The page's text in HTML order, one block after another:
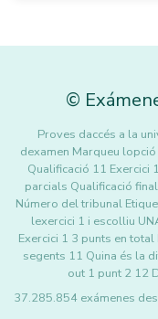
©
Proves daccés a la
dexamen Marqueu
Qualificació 11 Exercici
parcials Qualificació
Número del tribunal
lexercici 1 i escolliu
Exercici 1 3 punts en
segents 11 Quina és la
out 1 punt 2 12
37.285.854 exámenes